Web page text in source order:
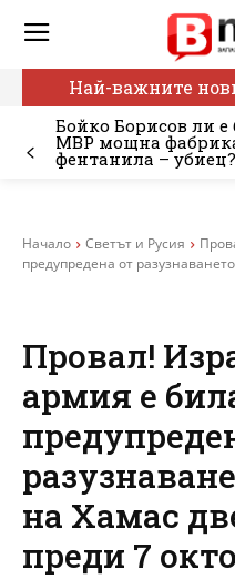
Най-важните
Бойко Борисов ли е
МВР мощна
фентанила – убиец?
Начало Светът и Русия
предупредена от
Провал!
армия е
на Хамас
преди 7